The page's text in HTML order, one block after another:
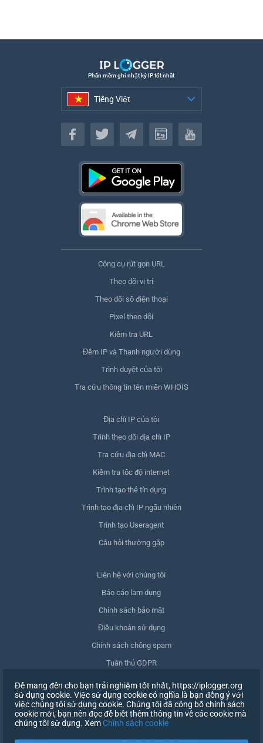
Phần mềm ghi nhật ký IP tốt nhất
Tiếng Việt
Tiếng Việt
Công cụ rút gọn URL
Theo dõi vị trí
Theo dõi số điện thoại
Pixel theo dõi
Kiểm tra URL
Đếm IP và Thanh người dùng
Trình duyệt của tôi
Tra cứu thông tin tên miền WHOIS
Địa chỉ IP của tôi
Trình theo dõi địa chỉ IP
Tra cứu địa chỉ MAC
Kiểm tra tốc độ internet
Trình tạo thẻ tín dụng
Trình tạo địa chỉ IP ngẫu nhiên
Trình tạo Useragent
Câu hỏi thường gặp
Liên hệ với chúng tôi
Báo cáo lạm dụng
Chính sách bảo mật
Điều khoản sử dụng
Chính sách chống spam
Tuân thủ GDPR
Xóa dữ liệu của tôi
Rút lại sự đồng ý
Để mang đến cho bạn trải nghiệm tốt nhất, https://iplogger.org
sử dụng cookie. Việc sử dụng cookie có nghĩa là bạn đồng ý với
việc chúng tôi sử dụng cookie. Chúng tôi đã công bố chính sách
cookie mới, bạn nên đọc để biết thêm thông tin về các cookie mà
chúng tôi sử dụng. Xem Chính sách cookie